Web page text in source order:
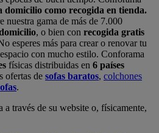
domicilio como recogida en tienda.
nuestra gama de más de 7.000
, o bien con recogida gratis
esperes más para crear o renovar tu
con mucho estilo. Conforama
físicas distribuidas en 6 países
ofertas de sofas baratos, colchones
.
través de su website o, físicamente,